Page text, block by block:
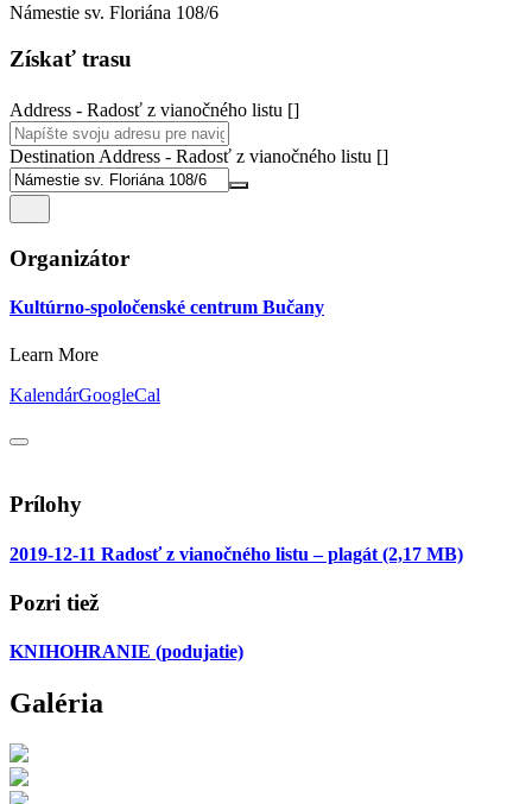
Námestie sv. Floriána 108/6
Získať trasu
Address - Radosť z vianočného listu []
Destination Address - Radosť z vianočného listu []
Organizátor
Kultúrno-spoločenské centrum Bučany
Learn More
KalendárGoogleCal
Prílohy
2019-12-11 Radosť z vianočného listu – plagát (2,17 MB)
Pozri tiež
KNIHOHRANIE (podujatie)
Galéria